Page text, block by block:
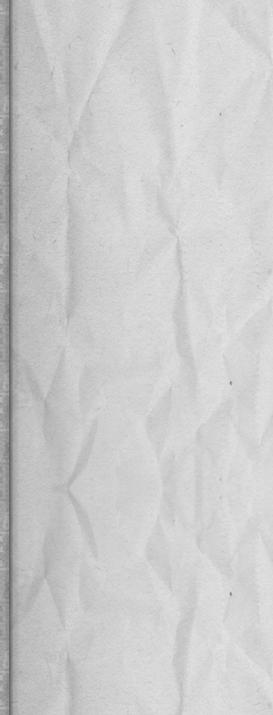
潜入レポート第1弾アップしました！
2012/5/18
最速オフィシャルホームページ先行チケット抽選エントリー
開始しました。
2012/5/1
オフィシャルサイト、リニューアルしました。出演者、公演
スケジュール、チケット、スタッフについて発表しました。